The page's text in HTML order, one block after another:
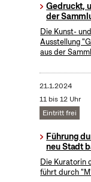
Gedruckt,
der
Die Kunst-
Ausstellung
aus der
21.1.2024
11 bis 12 Uhr
Eintritt frei
Führung
neu Stadt
Die Kuratorin
führt durch